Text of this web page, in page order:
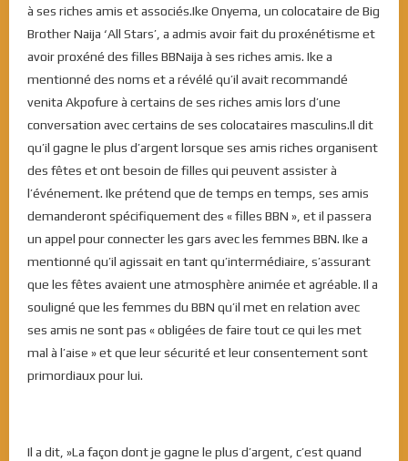
à ses riches amis et associés.Ike Onyema, un colocataire de Big
Brother Naija ‘All Stars’, a admis avoir fait du proxénétisme et
avoir proxéné des filles BBNaija à ses riches amis. Ike a
mentionné des noms et a révélé qu’il avait recommandé
venita Akpofure à certains de ses riches amis lors d’une
conversation avec certains de ses colocataires masculins.Il dit
qu’il gagne le plus d’argent lorsque ses amis riches organisent
des fêtes et ont besoin de filles qui peuvent assister à
l’événement. Ike prétend que de temps en temps, ses amis
demanderont spécifiquement des « filles BBN », et il passera
un appel pour connecter les gars avec les femmes BBN. Ike a
mentionné qu’il agissait en tant qu’intermédiaire, s’assurant
que les fêtes avaient une atmosphère animée et agréable. Il a
souligné que les femmes du BBN qu’il met en relation avec
ses amis ne sont pas « obligées de faire tout ce qui les met
mal à l’aise » et que leur sécurité et leur consentement sont
primordiaux pour lui.
Il a dit, »La façon dont je gagne le plus d’argent, c’est quand